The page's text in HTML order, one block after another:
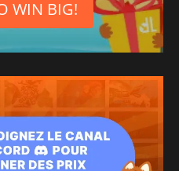
WIN BIG!